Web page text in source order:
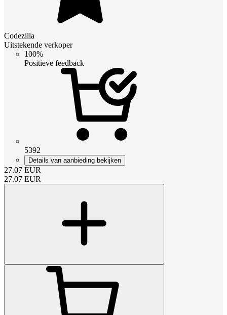
Codezilla
Uitstekende verkoper
100%
Positieve feedback
5392
Details van aanbieding bekijken
27.07 EUR
27.07 EUR